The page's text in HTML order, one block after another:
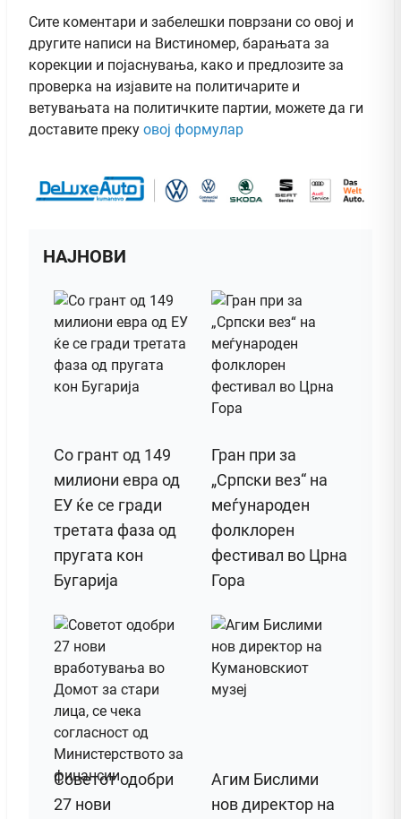
Сите коментари и забелешки поврзани со овој и
другите написи на Вистиномер, барањата за
корекции и појаснувања, како и предлозите за
проверка на изјавите на политичарите и
ветувањата на политичките партии, можете да ги
доставите преку овој формулар
НАЈНОВИ
Со грант од 149
милиони евра од
ЕУ ќе се гради
третата фаза од
пругата кон
Бугарија
Гран при за
„Српски вез“ на
меѓународен
фолклорен
фестивал во Црна
Гора
Советот одобри
27 нови
Агим Бислими
нов директор на